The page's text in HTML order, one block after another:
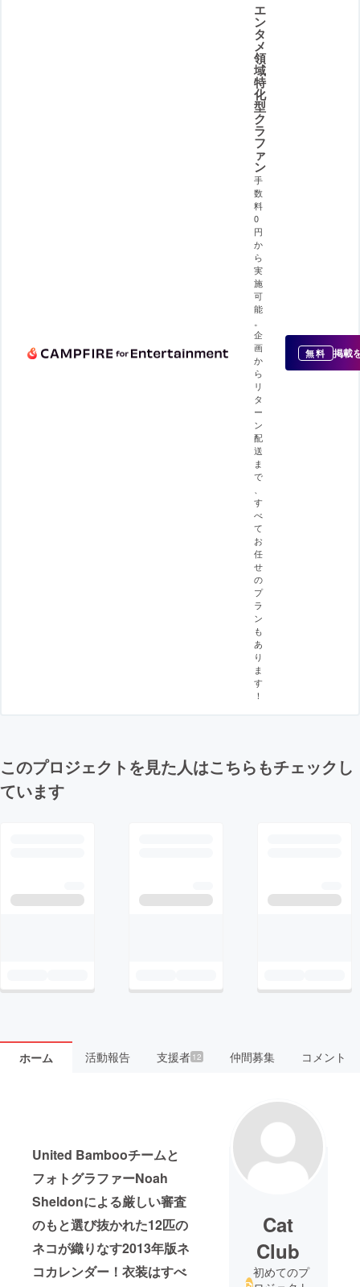
エ
ン
タ
メ
領
域
特
化
型
ク
ラ
フ
ァ
ン
手
数
料
0
円
か
ら
実
施
可
能
。
企
画
か
ら
リ
タ
ー
ン
配
送
ま
で
、
す
べ
て
お
任
せ
の
プ
ラ
ン
も
あ
り
ま
す
！
無料 掲載
このプロジェクトを見た人はこちらもチェックし
ています
ホーム 活動報告 支援者 12 仲間募集 コメント
United Bambooチームと
フォトグラファーNoah
Sheldonによる厳しい審査
のもと選び抜かれた12匹の
ネコが織りなす2013年版ネ
コカレンダー！衣装はすべ
Cat
Club
初めてのプ